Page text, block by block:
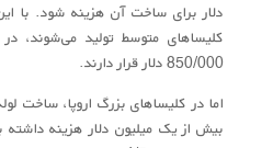
دلار برای ساخت آن هزینه شود. با
850/000 دلار قرار دارند.
اما در کلیساهای بزرگ اروپا، ساخت
بیش از یک میلیون دلار هزینه